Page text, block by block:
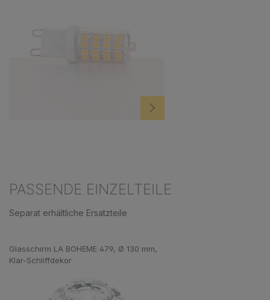
PASSENDE EINZELTEILE
Separat erhältliche Ersatzteile
Glasschirm LA BOHEME 479, Ø 130 mm,
Klar-Schliffdekor